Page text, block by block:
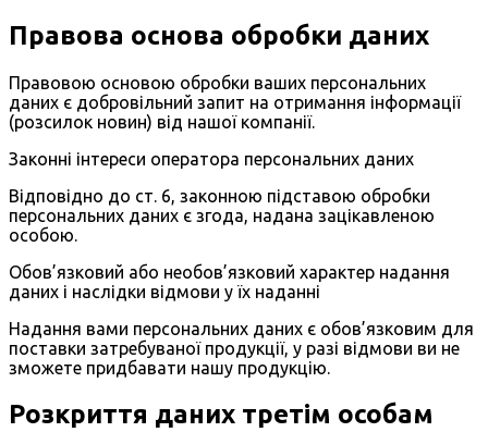
Правова основа обробки даних
Правовою основою обробки ваших персональних
даних є добровільний запит на отримання інформації
(розсилок новин) від нашої компанії.
Законні інтереси оператора персональних даних
Відповідно до ст. 6, законною підставою обробки
персональних даних є згода, надана зацікавленою
особою.
Обов’язковий або необов’язковий характер надання
даних і наслідки відмови у їх наданні
Надання вами персональних даних є обов’язковим для
поставки затребуваної продукції, у разі відмови ви не
зможете придбавати нашу продукцію.
Розкриття даних третім особам